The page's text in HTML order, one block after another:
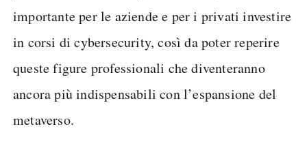
importante per le aziende e per i privati investire
in corsi di cybersecurity, così da poter reperire
queste figure professionali che diventeranno
ancora più indispensabili con l’espansione del
metaverso.